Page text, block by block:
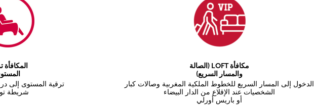
مكافأة LOFT (الصالة
والمسار السريع)
الدخول إلى المسار السريع للخطوط الملكية المغربية وصالات كبار
الشخصيات عند الإقلاع من الدار البيضاء
أو باريس أورلي
المكافأة
ترقية المستوى إلى
شريطة